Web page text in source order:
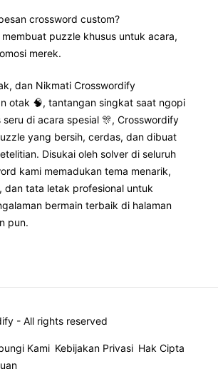
crossword custom?
puzzle khusus untuk acara,
merek.
dan Nikmati Crosswordify
otak 🧠, tantangan singkat saat ngopi
seru di acara spesial 🎊, Crosswordify
yang bersih, cerdas, dan dibuat
Disukai oleh solver di seluruh
kami memadukan tema menarik,
dan tata letak profesional untuk
bermain terbaik di halaman
pun.
- All rights reserved
Kami Kebijakan Privasi Hak Cipta